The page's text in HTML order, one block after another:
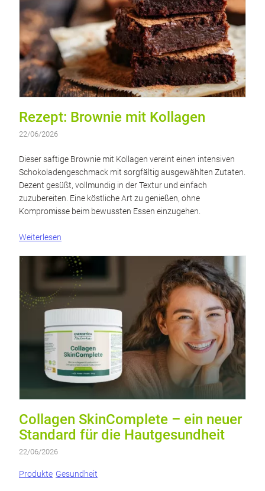
Rezept: Brownie mit Kollagen
22/06/2026
Dieser saftige Brownie mit Kollagen vereint einen intensiven
Schokoladengeschmack mit sorgfältig ausgewählten Zutaten.
Dezent gesüßt, vollmundig in der Textur und einfach
zuzubereiten. Eine köstliche Art zu genießen, ohne
Kompromisse beim bewussten Essen einzugehen.
Weiterlesen
Collagen SkinComplete – ein neuer
Standard für die Hautgesundheit
22/06/2026
Produkte Gesundheit